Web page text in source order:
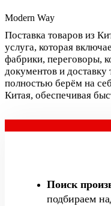
Modern Way
Поставка товаров из
услуга, которая
фабрики, переговоры,
документов и
полностью берём на
Китая, обеспечивая
Поиск
подбираем